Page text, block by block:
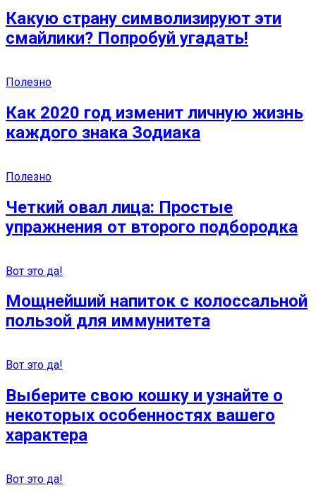
Какую страну символизируют эти
смайлики? Попробуй угадать!
Полезно
Как 2020 год изменит личную жизнь
каждого знака Зодиака
Полезно
Четкий овал лица: Простые
упражнения от второго подбородка
Вот это да!
Мощнейший напиток с колоссальной
пользой для иммунитета
Вот это да!
Выберите свою кошку и узнайте о
некоторых особенностях вашего
характера
Вот это да!